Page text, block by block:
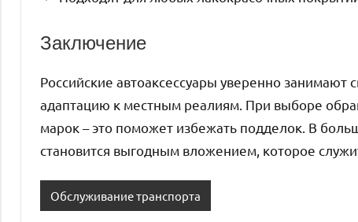
Заключение
Российские автоаксессуары уверенно
адаптацию к местным реалиям. При выборе
марок – это поможет избежать подделок. В
становится выгодным вложением, которое
Обслуживание транспорта